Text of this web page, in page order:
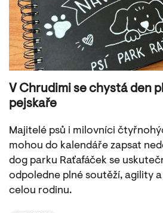
V Chrudimi se chystá den
pejskaře
Majitelé psů i milovníci
mohou do kalendáře zapsat
dog parku Raťafáček se
odpoledne plné soutěží, agility
celou rodinu.